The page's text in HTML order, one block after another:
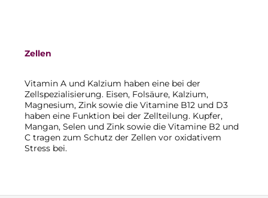
Zellen
Vitamin A und Kalzium haben eine bei der
Zellspezialisierung. Eisen, Folsäure, Kalzium,
Magnesium, Zink sowie die Vitamine B12 und D3
haben eine Funktion bei der Zellteilung. Kupfer,
Mangan, Selen und Zink sowie die Vitamine B2 und
C tragen zum Schutz der Zellen vor oxidativem
Stress bei.